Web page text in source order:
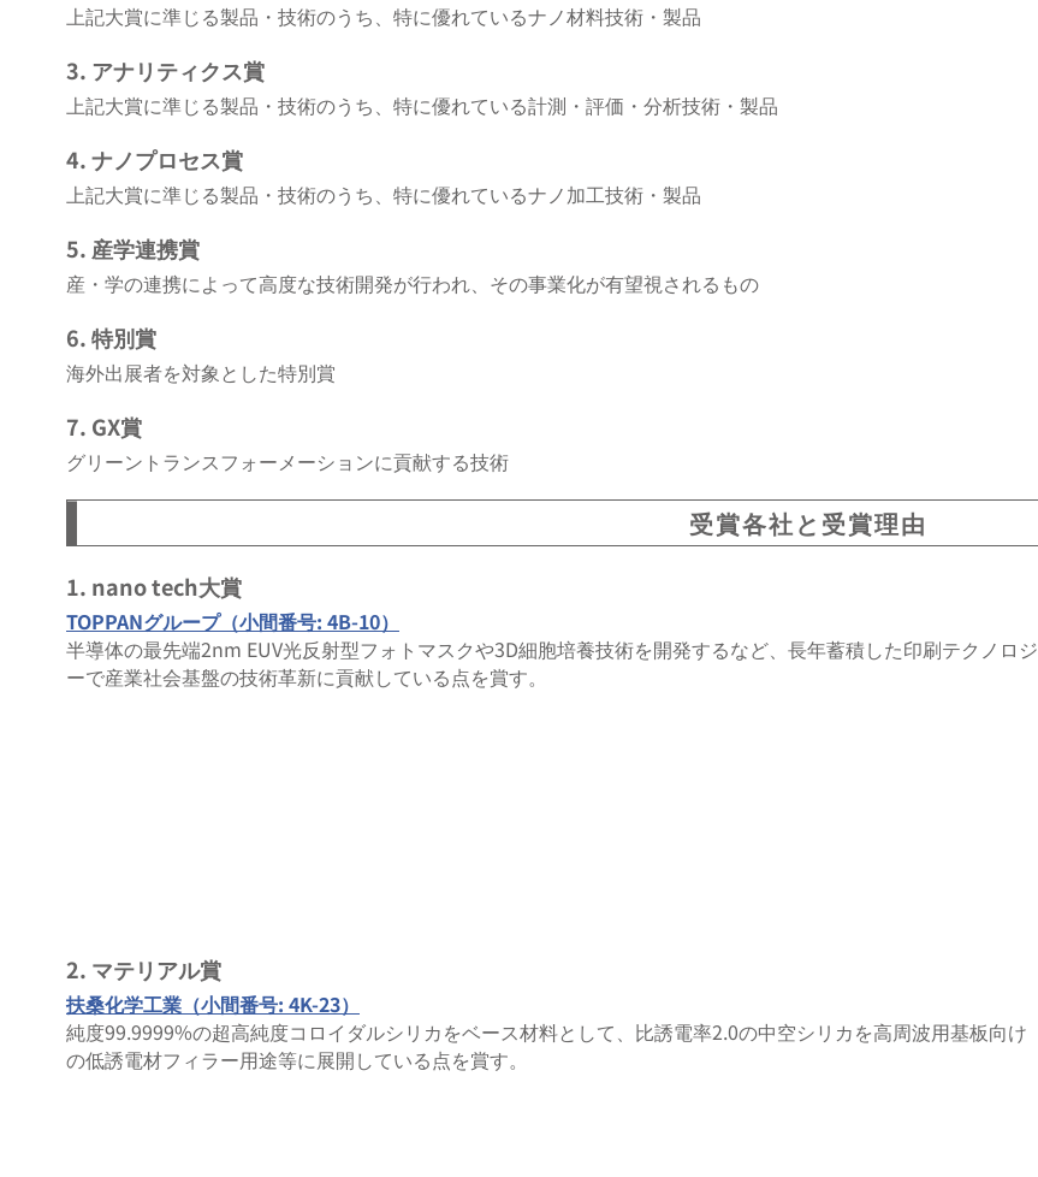
上記大賞に準じる製品・技術のうち、特に優れているナノ材料技術・製品
3. アナリティクス賞
上記大賞に準じる製品・技術のうち、特に優れている計測・評価・分析技術・製品
4. ナノプロセス賞
上記大賞に準じる製品・技術のうち、特に優れているナノ加工技術・製品
5. 産学連携賞
産・学の連携によって高度な技術開発が行われ、その事業化が有望視されるもの
6. 特別賞
海外出展者を対象とした特別賞
7. GX賞
グリーントランスフォーメーションに貢献する技術
受賞各社と受賞理由
1. nano tech大賞
TOPPANグループ（小間番号: 4B-10）
半導体の最先端2nm EUV光反射型フォトマスクや3D細胞培養技術を開発するなど、長年蓄積した印刷テクノロジ
ーで産業社会基盤の技術革新に貢献している点を賞す。
2. マテリアル賞
扶桑化学工業（小間番号: 4K-23）
純度99.9999%の超高純度コロイダルシリカをベース材料として、比誘電率2.0の中空シリカを高周波用基板向け
の低誘電材フィラー用途等に展開している点を賞す。